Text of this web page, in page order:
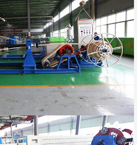
de velocidad de
de cuerdas con
mantenimiento.